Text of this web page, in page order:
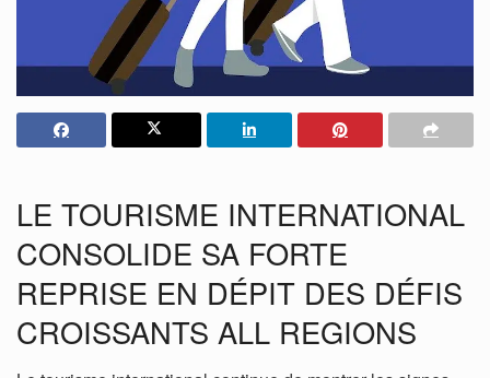
LE TOURISME INTERNATIONAL
CONSOLIDE SA FORTE
REPRISE EN DÉPIT DES DÉFIS
CROISSANTS ALL REGIONS